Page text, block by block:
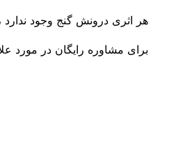
هر اثری درونش گنج وجود
برای مشاوره رایگان در مورد